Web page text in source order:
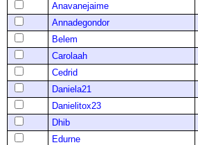
Anavanejaime
Annadegondor
Belem
Carolaah
Cedrid
Daniela21
Danielitox23
Dhib
Edurne